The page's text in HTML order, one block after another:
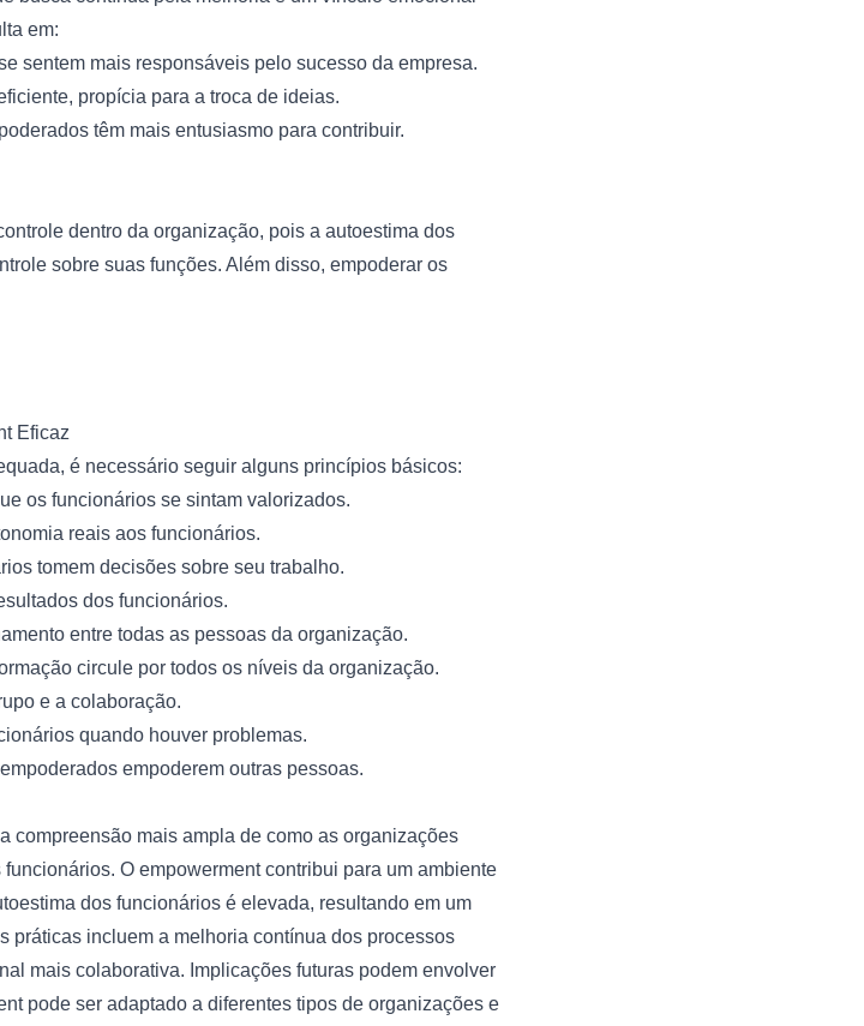
em:
sentem mais responsáveis pelo sucesso da empresa.
propícia para a troca de ideias.
têm mais entusiasmo para contribuir.
dentro da organização, pois a autoestima dos
sobre suas funções. Além disso, empoderar os
Eficaz
é necessário seguir alguns princípios básicos:
os funcionários se sintam valorizados.
reais aos funcionários.
tomem decisões sobre seu trabalho.
dos funcionários.
entre todas as pessoas da organização.
circule por todos os níveis da organização.
e a colaboração.
quando houver problemas.
empoderem outras pessoas.
compreensão mais ampla de como as organizações
O empowerment contribui para um ambiente
dos funcionários é elevada, resultando em um
práticas incluem a melhoria contínua dos processos
mais colaborativa. Implicações futuras podem envolver
pode ser adaptado a diferentes tipos de organizações e